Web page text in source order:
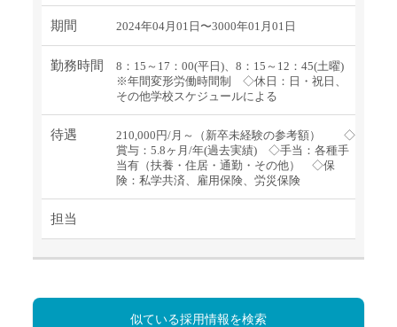
期間 2024年04月01日〜3000年01月01日
勤務時間
8：15～17：00(平日)、8：15～12：45(土曜)
※年間変形労働時間制 ◇休日：日・祝日、
その他学校スケジュールによる
待遇
210,000円/月～（新卒未経験の参考額） ◇
賞与：5.8ヶ月/年(過去実績) ◇手当：各種手
当有（扶養・住居・通勤・その他） ◇保
険：私学共済、雇用保険、労災保険
担当
似ている採用情報を検索